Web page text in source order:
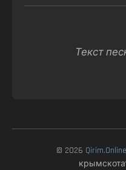
Текст
© 2026 Qirim.Online